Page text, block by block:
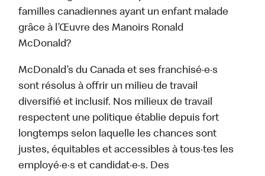
familles canadiennes ayant un enfant malade
grâce à l’Œuvre des Manoirs Ronald
McDonald?
McDonald’s du Canada et ses franchisé·e·s
sont résolus à offrir un milieu de travail
diversifié et inclusif. Nos milieux de travail
respectent une politique établie depuis fort
longtemps selon laquelle les chances sont
justes, équitables et accessibles à tous·tes les
employé·e·s et candidat·e·s. Des